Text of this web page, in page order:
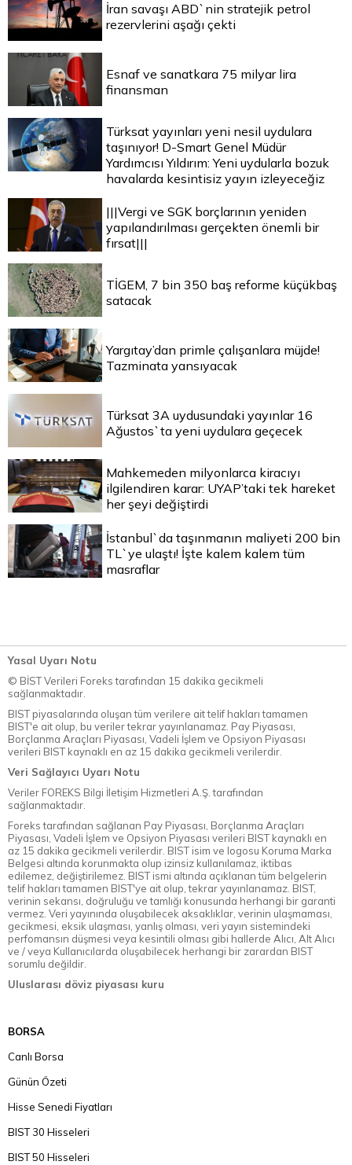
İran savaşı ABD`nin stratejik petrol
rezervlerini aşağı çekti
Esnaf ve sanatkara 75 milyar lira
finansman
Türksat yayınları yeni nesil uydulara
taşınıyor! D-Smart Genel Müdür
Yardımcısı Yıldırım: Yeni uydularla bozuk
havalarda kesintisiz yayın izleyeceğiz
|||Vergi ve SGK borçlarının yeniden
yapılandırılması gerçekten önemli bir
fırsat|||
TİGEM, 7 bin 350 baş reforme küçükbaş
satacak
Yargıtay’dan primle çalışanlara müjde!
Tazminata yansıyacak
Türksat 3A uydusundaki yayınlar 16
Ağustos`ta yeni uydulara geçecek
Mahkemeden milyonlarca kiracıyı
ilgilendiren karar: UYAP’taki tek hareket
her şeyi değiştirdi
İstanbul`da taşınmanın maliyeti 200 bin
TL`ye ulaştı! İşte kalem kalem tüm
masraflar
Yasal Uyarı Notu
© BİST Verileri Foreks tarafından 15 dakika gecikmeli
sağlanmaktadır.
BIST piyasalarında oluşan tüm verilere ait telif hakları tamamen
BIST'e ait olup, bu veriler tekrar yayınlanamaz. Pay Piyasası,
Borçlanma Araçları Piyasası, Vadeli İşlem ve Opsiyon Piyasası
verileri BIST kaynaklı en az 15 dakika gecikmeli verilerdir.
Veri Sağlayıcı Uyarı Notu
Veriler FOREKS Bilgi İletişim Hizmetleri A.Ş. tarafından
sağlanmaktadır.
Foreks tarafından sağlanan Pay Piyasası, Borçlanma Araçları
Piyasası, Vadeli İşlem ve Opsiyon Piyasası verileri BIST kaynaklı en
az 15 dakika gecikmeli verilerdir. BIST isim ve logosu Koruma Marka
Belgesi altında korunmakta olup izinsiz kullanılamaz, iktibas
edilemez, değiştirilemez. BIST ismi altında açıklanan tüm belgelerin
telif hakları tamamen BIST'ye ait olup, tekrar yayınlanamaz. BIST,
verinin sekansı, doğruluğu ve tamlığı konusunda herhangi bir garanti
vermez. Veri yayınında oluşabilecek aksaklıklar, verinin ulaşmaması,
gecikmesi, eksik ulaşması, yanlış olması, veri yayın sistemindeki
perfomansın düşmesi veya kesintili olması gibi hallerde Alıcı, Alt Alıcı
ve / veya Kullanıcılarda oluşabilecek herhangi bir zarardan BIST
sorumlu değildir.
Uluslarası döviz piyasası kuru
BORSA
Canlı Borsa
Günün Özeti
Hisse Senedi Fiyatları
BIST 30 Hisseleri
BIST 50 Hisseleri